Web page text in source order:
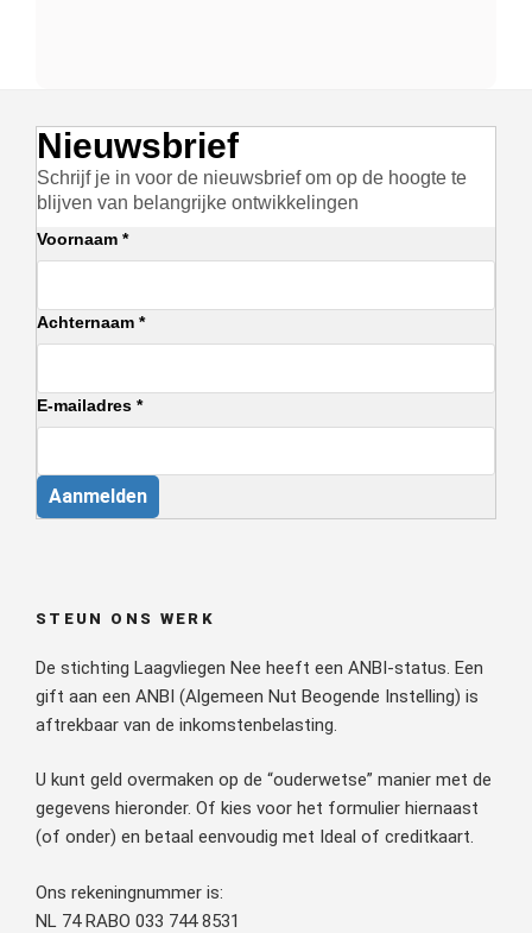
Nieuwsbrief
Schrijf je in voor de nieuwsbrief om op de hoogte te
blijven van belangrijke ontwikkelingen
Voornaam *
Achternaam *
E-mailadres *
Aanmelden
STEUN ONS WERK
De stichting Laagvliegen Nee heeft een ANBI-status. Een
gift aan een ANBI (Algemeen Nut Beogende Instelling) is
aftrekbaar van de inkomstenbelasting.
U kunt geld overmaken op de “ouderwetse” manier met de
gegevens hieronder. Of kies voor het formulier hiernaast
(of onder) en betaal eenvoudig met Ideal of creditkaart.
Ons rekeningnummer is:
NL 74 RABO 033 744 8531